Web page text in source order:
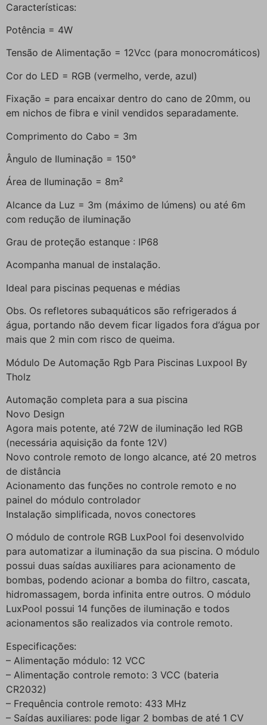
Características:
Potência = 4W
Tensão de Alimentação = 12Vcc (para monocromáticos)
Cor do LED = RGB (vermelho, verde, azul)
Fixação = para encaixar dentro do cano de 20mm, ou
em nichos de fibra e vinil vendidos separadamente.
Comprimento do Cabo = 3m
Ângulo de Iluminação = 150°
Área de Iluminação = 8m²
Alcance da Luz = 3m (máximo de lúmens) ou até 6m
com redução de iluminação
Grau de proteção estanque : IP68
Acompanha manual de instalação.
Ideal para piscinas pequenas e médias
Obs. Os refletores subaquáticos são refrigerados á
água, portando não devem ficar ligados fora d’água por
mais que 2 min com risco de queima.
Módulo De Automação Rgb Para Piscinas Luxpool By
Tholz
Automação completa para a sua piscina
Novo Design
Agora mais potente, até 72W de iluminação led RGB
(necessária aquisição da fonte 12V)
Novo controle remoto de longo alcance, até 20 metros
de distância
Acionamento das funções no controle remoto e no
painel do módulo controlador
Instalação simplificada, novos conectores
O módulo de controle RGB LuxPool foi desenvolvido
para automatizar a iluminação da sua piscina. O módulo
possui duas saídas auxiliares para acionamento de
bombas, podendo acionar a bomba do filtro, cascata,
hidromassagem, borda infinita entre outros. O módulo
LuxPool possui 14 funções de iluminação e todos
acionamentos são realizados via controle remoto.
Especificações:
– Alimentação módulo: 12 VCC
– Alimentação controle remoto: 3 VCC (bateria
CR2032)
– Frequência controle remoto: 433 MHz
– Saídas auxiliares: pode ligar 2 bombas de até 1 CV